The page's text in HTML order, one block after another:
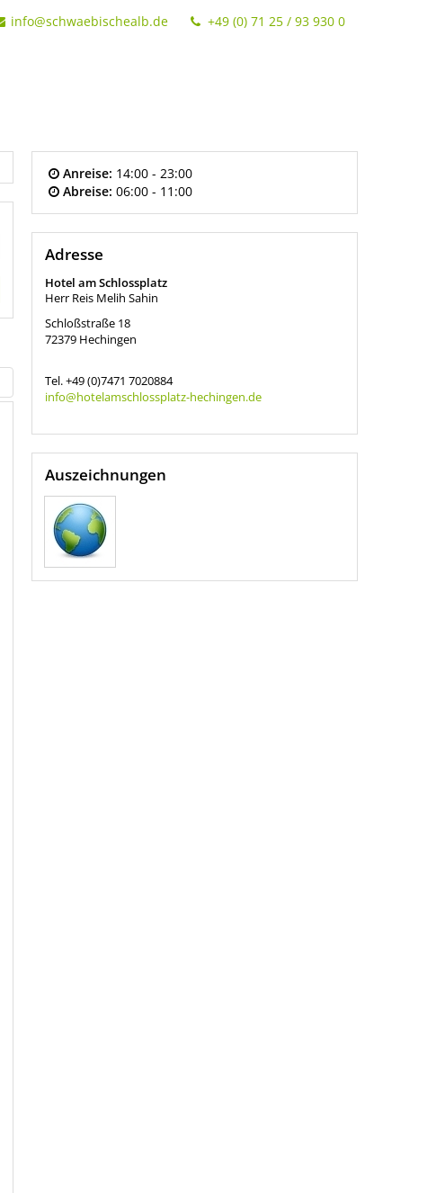
info@schwaebischealb.de +49 (0) 71 25 / 93 930 0
Anreise: 14:00 - 23:00
Abreise: 06:00 - 11:00
Adresse
Hotel am Schlossplatz
Herr Reis Melih Sahin
Schloßstraße 18
72379 Hechingen
Tel.+49 (0)7471 7020884
info@hotelamschlossplatz-hechingen.de
Auszeichnungen